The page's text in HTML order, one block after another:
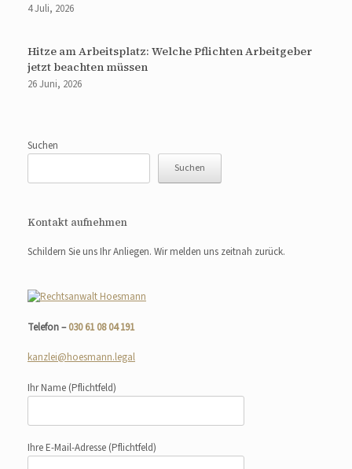
4 Juli, 2026
Hitze am Arbeitsplatz: Welche Pflichten Arbeitgeber
jetzt beachten müssen
26 Juni, 2026
Suchen
Suchen
Kontakt aufnehmen
Schildern Sie uns Ihr Anliegen. Wir melden uns zeitnah zurück.
Telefon –030 61 08 04 191
kanzlei@hoesmann.legal
Ihr Name (Pflichtfeld)
Ihre E-Mail-Adresse (Pflichtfeld)